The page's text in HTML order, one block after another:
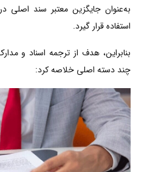
به‌عنوان جایگزین معتبر سند اصلی
استفاده قرار گیرد.
بنابراین، هدف از ترجمه اسناد و
چند دسته اصلی خلاصه کرد: